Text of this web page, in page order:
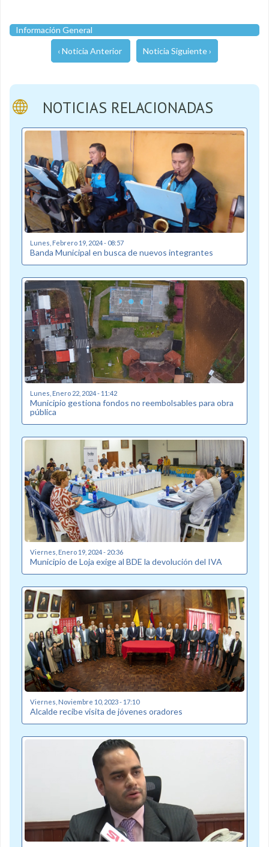
Información General
‹ Noticia Anterior Noticia Siguiente ›
NOTICIAS RELACIONADAS
Lunes, Febrero 19, 2024 - 08:57
Banda Municipal en busca de nuevos integrantes
Lunes, Enero 22, 2024 - 11:42
Municipio gestiona fondos no reembolsables para obra
pública
Viernes, Enero 19, 2024 - 20:36
Municipio de Loja exige al BDE la devolución del IVA
Viernes, Noviembre 10, 2023 - 17:10
Alcalde recibe visita de jóvenes oradores